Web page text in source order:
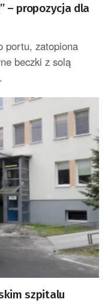
– propozycja dla
portu, zatopiona
beczki z solą
szpitalu